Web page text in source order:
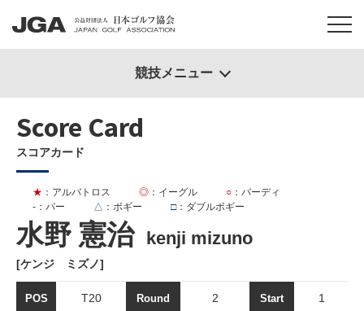
Score Card
スコアカード
水野 憲治 kenji mizuno
[ケンジ ミズノ]
★ ：アルバトロス ◎ ：イーグル ○ ：バーディ
- ：パー △ ：ボギー □：ダブルボギー
POS T20 Round 2 Start 1
競技メニュー